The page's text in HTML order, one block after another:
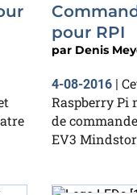
pour RPI
par Denis
4-08-2016 |
Raspberry Pi
de
EV3